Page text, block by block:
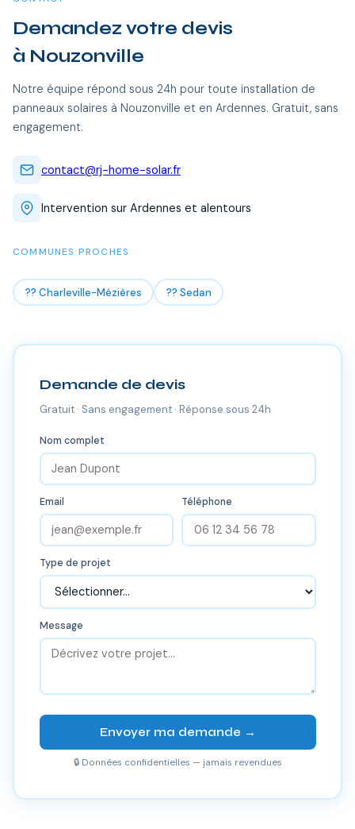
Demandez votre devis
à Nouzonville
Notre équipe répond sous 24h pour toute installation de
panneaux solaires à Nouzonville et en Ardennes. Gratuit, sans
engagement.
contact@rj-home-solar.fr
Intervention sur Ardennes et alentours
COMMUNES PROCHES
?? Charleville-Mézières ?? Sedan
Demande de devis
Gratuit · Sans engagement · Réponse sous 24h
Nom complet
Email Téléphone
Type de projet
Message
Envoyer ma demande →
🔒 Données confidentielles — jamais revendues